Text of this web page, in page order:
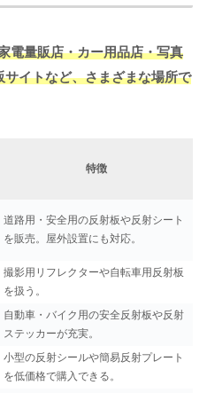
電量販店・カー用品店・写真
イトなど、さまざまな場所で
特徴
道路用・安全用の反射板や反射シート
を販売。屋外設置にも対応。
撮影用リフレクターや自転車用反射板
を扱う。
自動車・バイク用の安全反射板や反射
ステッカーが充実。
小型の反射シールや簡易反射プレート
を低価格で購入できる。